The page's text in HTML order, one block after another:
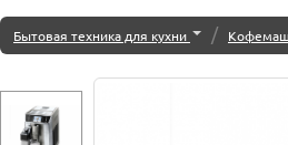
Бытовая техника для кухни /